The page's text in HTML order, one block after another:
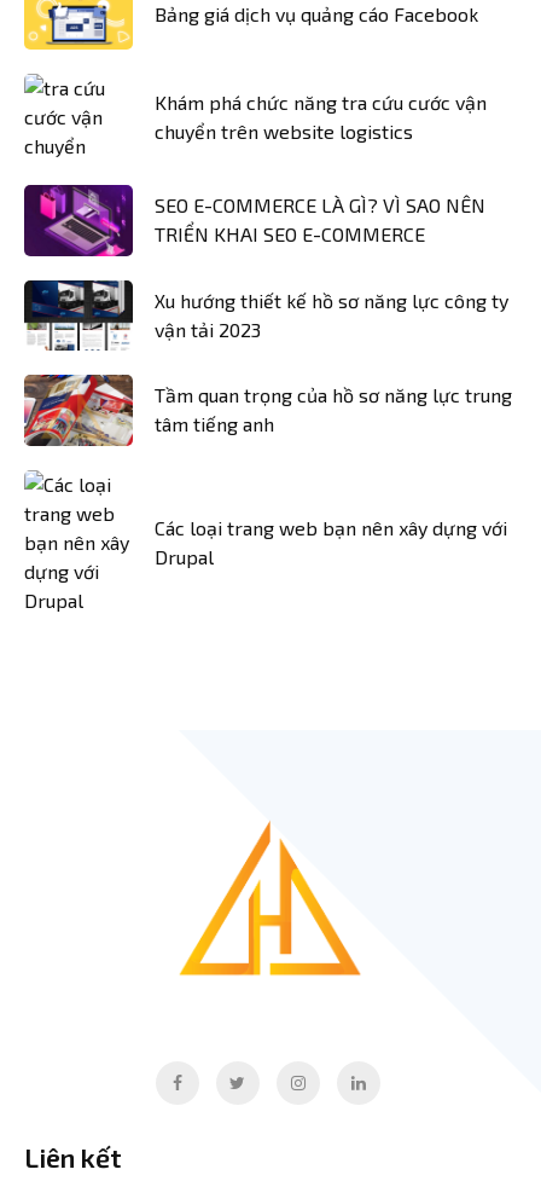
Bảng giá dịch vụ quảng cáo Facebook
Khám phá chức năng tra cứu cước vận
chuyển trên website logistics
SEO E-COMMERCE LÀ GÌ? VÌ SAO NÊN
TRIỂN KHAI SEO E-COMMERCE
Xu hướng thiết kế hồ sơ năng lực công ty
vận tải 2023
Tầm quan trọng của hồ sơ năng lực trung
tâm tiếng anh
Các loại trang web bạn nên xây dựng với
Drupal
Liên kết